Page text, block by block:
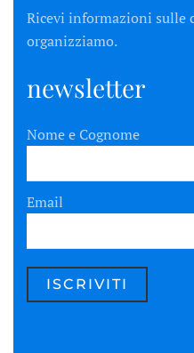
Ricevi informazioni sulle
organizziamo.
newsletter
Nome e Cognome
Email